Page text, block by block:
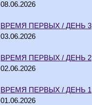
08.06.2026
ВРЕМЯ ПЕРВЫХ / ДЕНЬ 3
03.06.2026
ВРЕМЯ ПЕРВЫХ / ДЕНЬ 2
02.06.2026
ВРЕМЯ ПЕРВЫХ / ДЕНЬ 1
01.06.2026